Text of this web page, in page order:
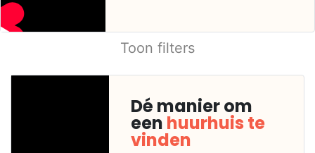
Toon filters
Dé manier om
een huurhuis te
vinden